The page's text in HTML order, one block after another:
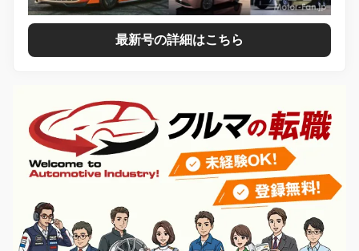
最新号の詳細はこちら